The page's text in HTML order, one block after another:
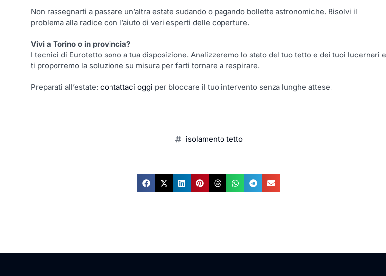
Non rassegnarti a passare un’altra estate sudando o pagando bollette astronomiche. Risolvi il
problema alla radice con l’aiuto di veri esperti delle coperture.
Vivi a Torino o in provincia?
I tecnici di Eurotetto sono a tua disposizione. Analizzeremo lo stato del tuo tetto e dei tuoi lucernari e
ti proporremo la soluzione su misura per farti tornare a respirare.
Preparati all’estate: contattaci oggi per bloccare il tuo intervento senza lunghe attese!
isolamento tetto